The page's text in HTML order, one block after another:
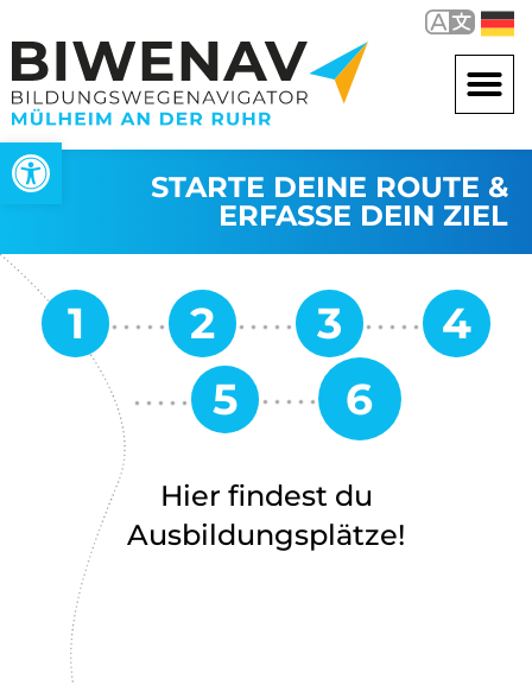
Open toolbar
STARTE DEINE ROUTE &
ERFASSE DEIN ZIEL
Hier findest du
Ausbildungsplätze!